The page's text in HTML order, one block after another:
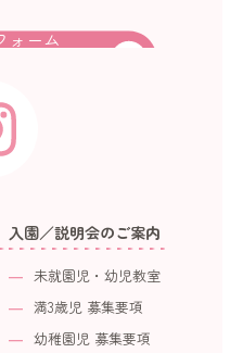
ォーム
入園／説明会のご案内
未就園児・幼児教室
満3歳児 募集要項
幼稚園児 募集要項